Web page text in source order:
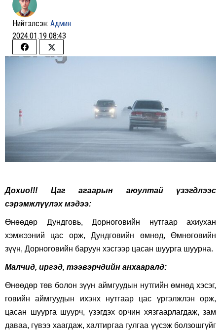
Нийтэлсэн: Админ
2024.01.19 08:43
Share
Share
Дохио!!! Цаг агаарын аюултай үзэгдлээс
сэрэмжлүүлэх мэдээ:
Өнөөдөр Дундговь, Дорноговийн нутгаар ахиухан
хэмжээний цас орж, Дундговийн өмнөд, Өмнөговийн
зүүн, Дорноговийн баруун хэсгээр цасан шуурга шуурна.
Малч­ид, иргэд, тээвэрчдийн анхааралд:
Өнөөдөр төв болон зүүн аймгуудын нутгийн өмнөд хэсэг,
говийн аймгуудын ихэнх нутгаар цас үргэлжлэн орж,
цасан шуурга шуурч, үзэгдэх орчин хязгаарлагдаж, зам
даваа, гүвээ хаагдаж, халтиргаа гулгаа үүсэж болзошгүйг